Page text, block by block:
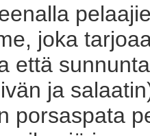
joka
että
ja
porsaspata